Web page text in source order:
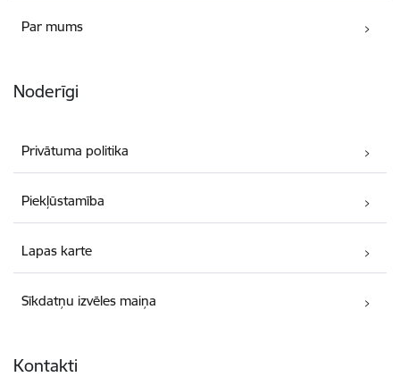
Par mums
Noderīgi
Privātuma politika
Piekļūstamība
Lapas karte
Sīkdatņu izvēles maiņa
Kontakti